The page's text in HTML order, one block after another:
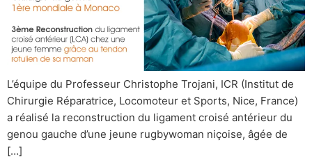
L’équipe du Professeur Christophe Trojani, ICR (Institut de
Chirurgie Réparatrice, Locomoteur et Sports, Nice, France)
a réalisé la reconstruction du ligament croisé antérieur du
genou gauche d’une jeune rugbywoman niçoise, âgée de
[…]